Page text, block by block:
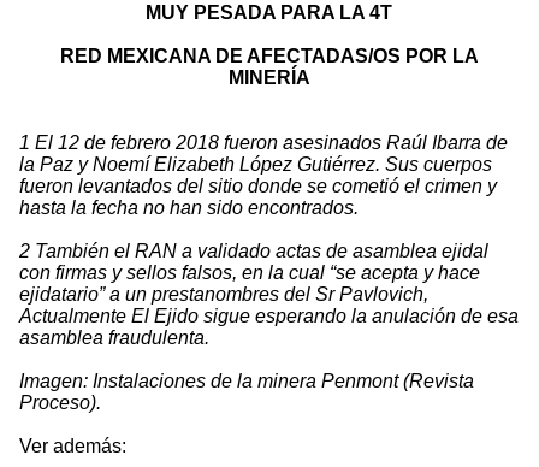
MUY PESADA PARA LA 4T
RED MEXICANA DE AFECTADAS/OS POR LA
MINERÍA
1 El 12 de febrero 2018 fueron asesinados Raúl Ibarra de
la Paz y Noemí Elizabeth López Gutiérrez. Sus cuerpos
fueron levantados del sitio donde se cometió el crimen y
hasta la fecha no han sido encontrados.
2 También el RAN a validado actas de asamblea ejidal
con firmas y sellos falsos, en la cual “se acepta y hace
ejidatario” a un prestanombres del Sr Pavlovich,
Actualmente El Ejido sigue esperando la anulación de esa
asamblea fraudulenta.
Imagen: Instalaciones de la minera Penmont (Revista
Proceso).
Ver además: